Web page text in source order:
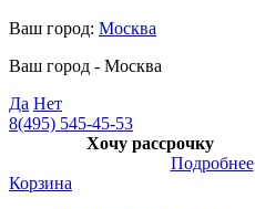
Ваш город: Москва
Ваш город - Москва
Да Нет
8(495) 545-45-53
Хочу рассрочку
Подробнее
Корзина